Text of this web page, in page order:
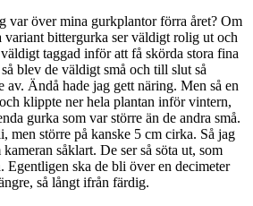
var över mina gurkplantor förra året? Om
variant bittergurka ser väldigt rolig ut och
taggad inför att få skörda stora fina
blev de väldigt små och till slut så
av. Ändå hade jag gett näring. Men så en
klippte ner hela plantan inför vintern,
gurka som var större än de andra små.
men större på kanske 5 cm cirka. Så jag
såklart. De ser så söta ut, som
Egentligen ska de bli över en decimeter
så långt ifrån färdig.